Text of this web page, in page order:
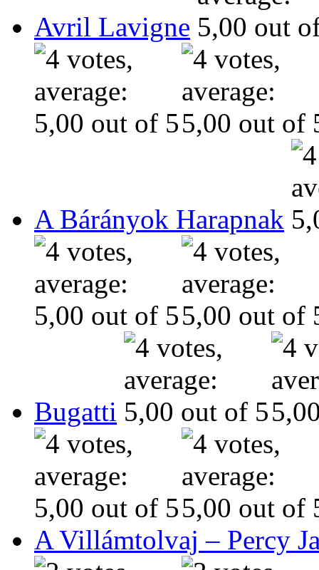
Avril Lavigne
A Bárányok Harapnak
Bugatti
A Villámtolvaj – Percy